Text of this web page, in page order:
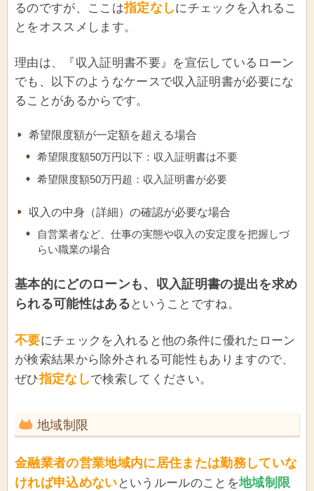
るのですが、ここは指定なしにチェックを入れるこ
とをオススメします。
理由は、『収入証明書不要』を宣伝しているローン
でも、以下のようなケースで収入証明書が必要にな
ることがあるからです。
希望限度額が一定額を超える場合
希望限度額50万円以下：収入証明書は不要
希望限度額50万円超：収入証明書が必要
収入の中身（詳細）の確認が必要な場合
自営業者など、仕事の実態や収入の安定度を把握しづ
らい職業の場合
基本的にどのローンも、収入証明書の提出を求め
られる可能性はある ということですね。
不要にチェックを入れると他の条件に優れたローン
が検索結果から除外される可能性もありますので、
ぜひ指定なしで検索してください。
地域制限
金融業者の営業地域内に居住または勤務していな
ければ申込めない というルールのことを地域制限